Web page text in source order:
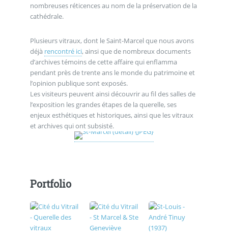
nombreuses réticences au nom de la préservation de la
cathédrale.
Plusieurs vitraux, dont le Saint-Marcel que nous avons
déjà rencontré ici, ainsi que de nombreux documents
d’archives témoins de cette affaire qui enflamma
pendant près de trente ans le monde du patrimoine et
l’opinion publique sont exposés.
Les visiteurs peuvent ainsi découvrir au fil des salles de
l’exposition les grandes étapes de la querelle, ses
enjeux esthétiques et historiques, ainsi que les vitraux
et archives qui ont subsisté.
Portfolio